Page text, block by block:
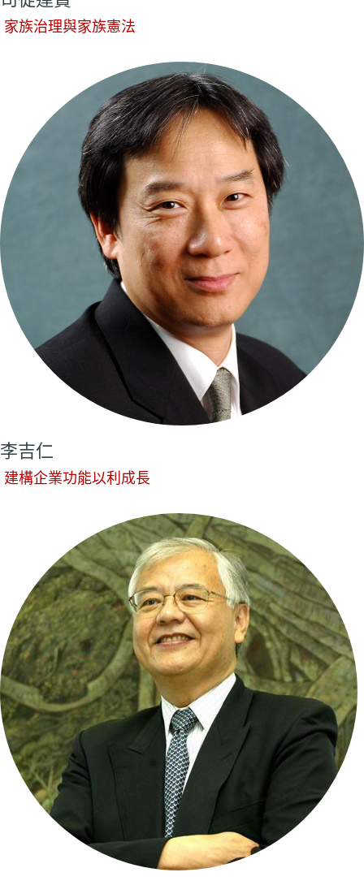
家族治理與家族憲法
李吉仁
建構企業功能以利成長